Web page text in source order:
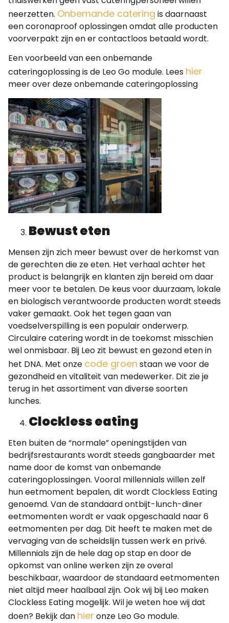
neerzetten. Onbemande catering is daarnaast
een coronaproof oplossingen omdat alle producten
voorverpakt zijn en er contactloos betaald wordt.
Een voorbeeld van een onbemande
cateringoplossing is de Leo Go module. Lees hier
meer over deze onbemande cateringoplossing
Bewust eten
Mensen zijn zich meer bewust over de herkomst van
de gerechten die ze eten. Het verhaal achter het
product is belangrijk en klanten zijn bereid om daar
meer voor te betalen. De keus voor duurzaam, lokale
en biologisch verantwoorde producten wordt steeds
vaker gemaakt. Ook het tegen gaan van
voedselverspilling is een populair onderwerp.
Circulaire catering wordt in de toekomst misschien
wel onmisbaar. Bij Leo zit bewust en gezond eten in
het DNA. Met onze code groen staan we voor de
gezondheid en vitaliteit van medewerker. Dit zie je
terug in het assortiment van diverse soorten
lunches.
Clockless eating
Eten buiten de “normale” openingstijden van
bedrijfsrestaurants wordt steeds gangbaarder met
name door de komst van onbemande
cateringoplossingen. Vooral millennials willen zelf
hun eetmoment bepalen, dit wordt Clockless Eating
genoemd. Van de standaard ontbijt-lunch-diner
eetmomenten wordt er vaak opgeschaald naar 6
eetmomenten per dag. Dit heeft te maken met de
vervaging van de scheidslijn tussen werk en privé.
Millennials zijn de hele dag op stap en door de
opkomst van online werken zijn ze overal
beschikbaar, waardoor de standaard eetmomenten
niet altijd meer haalbaal zijn. Ook wij bij Leo maken
Clockless Eating mogelijk. Wil je weten hoe wij dat
doen? Bekijk dan hier onze Leo Go module.